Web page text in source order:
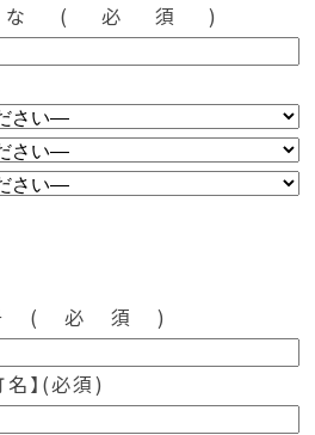
(必須)
(必須)
】 (必須)